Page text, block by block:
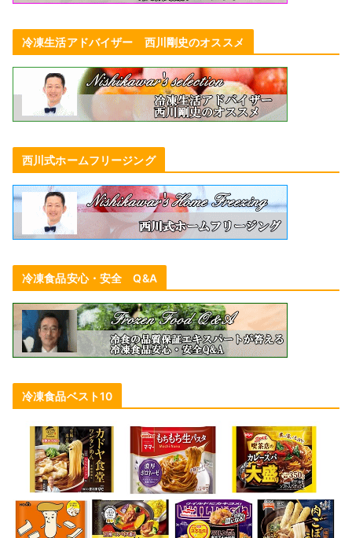
冷凍生活アドバイザー 西川剛史のオススメ
西川式ホームフリージング
冷凍食品安心・安全 Q&A
冷凍食品ベスト10